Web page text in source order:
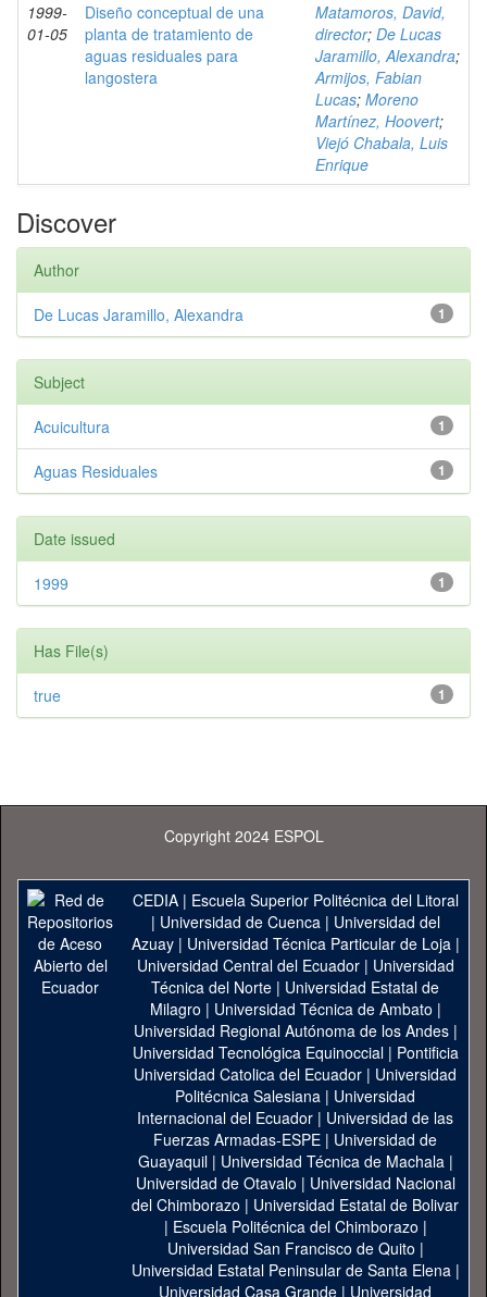
1999-
01-05
Diseño conceptual de una
planta de tratamiento de
aguas residuales para
langostera
Matamoros, David,
director; De Lucas
Jaramillo, Alexandra;
Armijos, Fabian
Lucas; Moreno
Martínez, Hoovert;
Viejó Chabala, Luis
Enrique
Discover
Author
1
De Lucas Jaramillo, Alexandra
Subject
1
Acuicultura
1
Aguas Residuales
Date issued
1
1999
Has File(s)
1
true
Copyright 2024 ESPOL
CEDIA| Escuela Superior Politécnica del Litoral
| Universidad de Cuenca| Universidad del
Azuay| Universidad Técnica Particular de Loja|
Universidad Central del Ecuador| Universidad
Técnica del Norte | Universidad Estatal de
Milagro | Universidad Técnica de Ambato |
Universidad Regional Autónoma de los Andes|
Universidad Tecnológica Equinoccial| Pontificia
Universidad Catolica del Ecuador | Universidad
Politécnica Salesiana | Universidad
Internacional del Ecuador | Universidad de las
Fuerzas Armadas-ESPE | Universidad de
Guayaquil| Universidad Técnica de Machala|
Universidad de Otavalo | Universidad Nacional
del Chimborazo | Universidad Estatal de Bolivar
| Escuela Politécnica del Chimborazo |
Universidad San Francisco de Quito |
Universidad Estatal Peninsular de Santa Elena|
Universidad Casa Grande | Universidad